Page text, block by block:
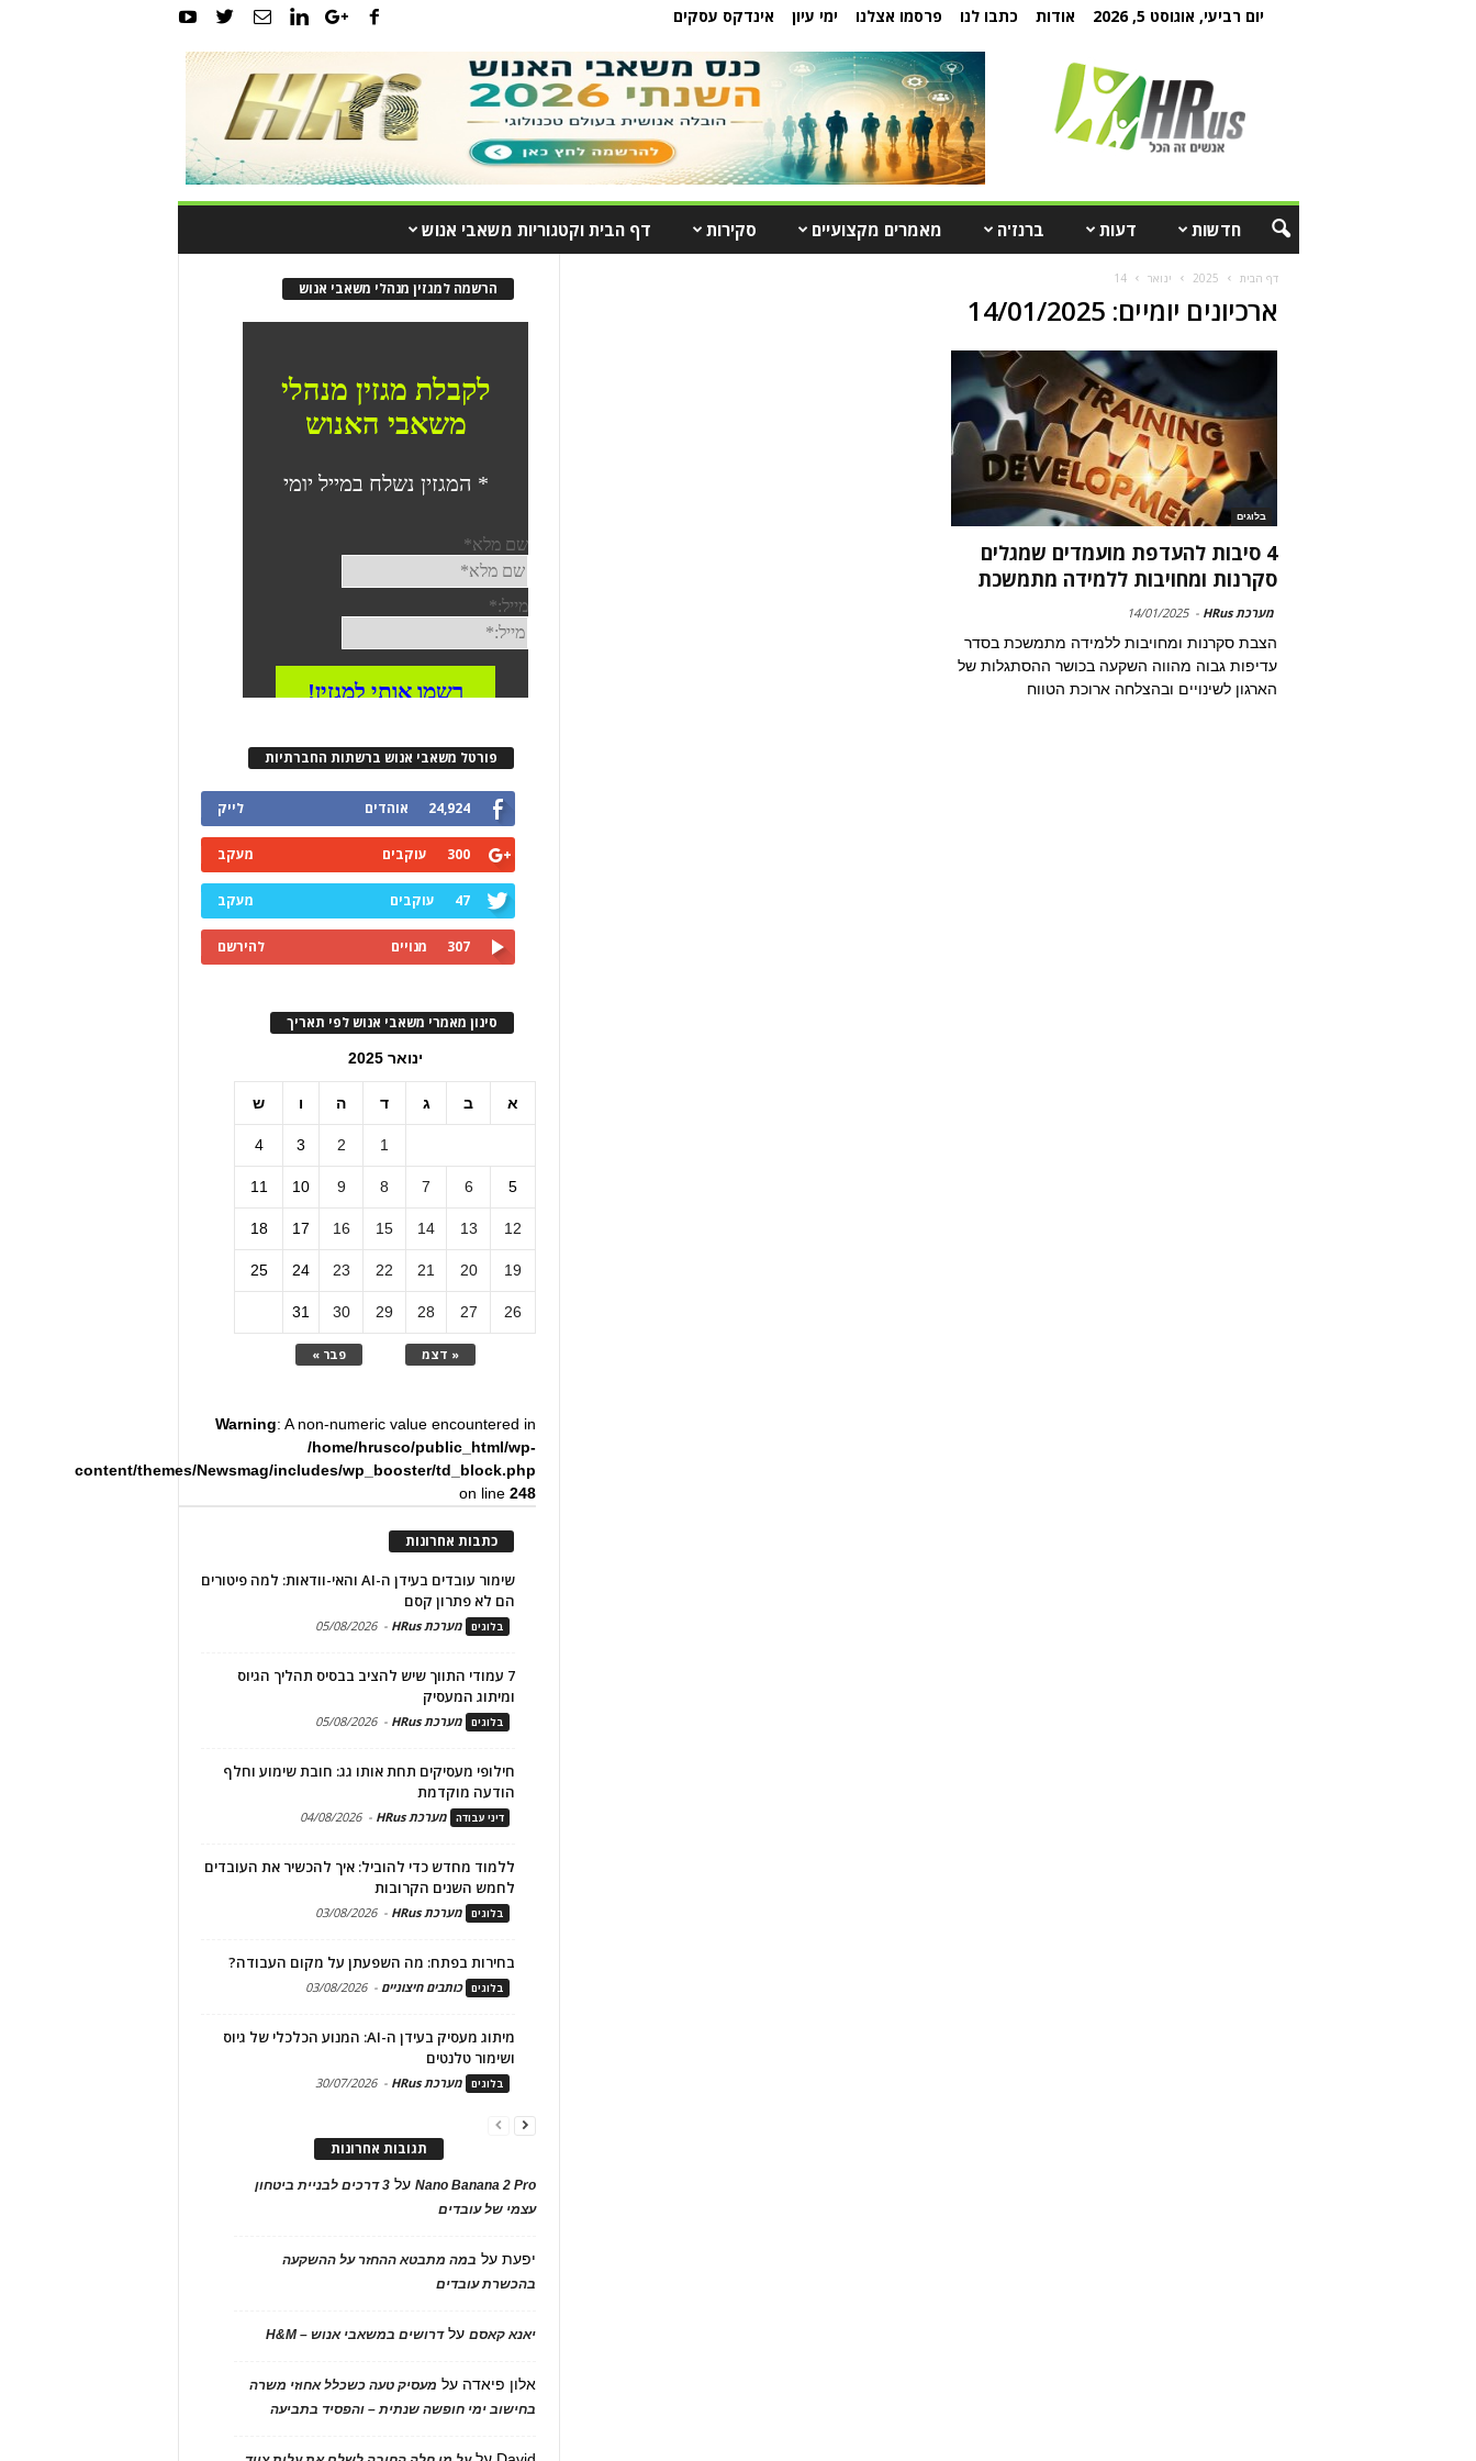
יום רביעי, אוגוסט 5, 2026 אודות כתבו לנו פרסמו אצלנו ימי עיון אינדקס עסקים
חדשות דעות ברנז'ה מאמרים מקצועיים סקירות דף הבית וקטגוריות משאבי אנוש
דף הבית 2025 ינואר 14
ארכיונים יומיים: 14/01/2025
בלוגים
4 סיבות להעדפת מועמדים שמגלים
סקרנות ומחויבות ללמידה מתמשכת
מערכת HRus -
14/01/2025
הצבת סקרנות ומחויבות ללמידה מתמשכת בסדר
עדיפות גבוה מהווה השקעה בכושר ההסתגלות של
הארגון לשינויים ובהצלחה ארוכת הטווח
הרשמה למגזין מנהלי משאבי אנוש
פורטל משאבי אנוש ברשתות החברתיות
24,924 אוהדים לייק
300 עוקבים מעקב
47 עוקבים מעקב
307 מנויים להירשם
סינון מאמרי משאבי אנוש לפי תאריך
ינואר 2025
א ב ג ד ה ו ש
« דצמ פבר »
1
2
3
4
5
6
7
8
9
10
11
12
13
14
15
16
17
18
19
20
21
22
23
24
25
26
27
28
29
30
31
Warning: A non-numeric value encountered in
/home/hrusco/public_html/wp-
content/themes/Newsmag/includes/wp_booster/td_block.php
on line248
כתבות אחרונות
שימור עובדים בעידן ה-AI והאי-וודאות: למה פיטורים
הם לא פתרון קסם
בלוגים מערכת HRus -
05/08/2026
7 עמודי התווך שיש להציב בבסיס תהליך הגיוס
ומיתוג המעסיק
בלוגים מערכת HRus -
05/08/2026
חילופי מעסיקים תחת אותו גג: חובת שימוע וחלף
הודעה מוקדמת
דיני עבודה מערכת HRus -
04/08/2026
ללמוד מחדש כדי להוביל: איך להכשיר את העובדים
לחמש השנים הקרובות
בלוגים מערכת HRus -
03/08/2026
בחירות בפתח: מה השפעתן על מקום העבודה?
בלוגים כותבים חיצוניים -
03/08/2026
מיתוג מעסיק בעידן ה-AI: המנוע הכלכלי של גיוס
ושימור טלנטים
בלוגים מערכת HRus -
30/07/2026
תגובות אחרונות
Nano Banana 2 Proעל
3 דרכים לבניית ביטחון
עצמי של עובדים
יפעתעל במה מתבטא ההחזר על ההשקעה
בהכשרת עובדים
יאנא קאסםעלדרושים במשאבי אנוש – H&M
אלון פיאדה על מעסיק טעה כשכלל אחוזי משרה
בחישוב ימי חופשה שנתית – והפסיד בתביעה